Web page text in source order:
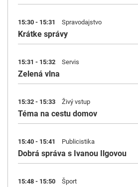
15:30 - 15:31 Spravodajstvo
Krátke správy
15:31 - 15:32 Servis
Zelená vlna
15:32 - 15:33 Živý vstup
Téma na cestu domov
15:40 - 15:41 Publicistika
Dobrá správa s Ivanou Ilgovou
15:48 - 15:50 Šport